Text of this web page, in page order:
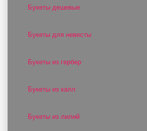
Букеты дешевые
Букеты для невесты
Букеты из гербер
Букеты из калл
Букеты из лилий